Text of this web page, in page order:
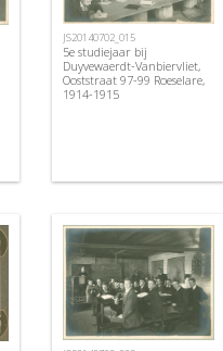
JS20140702_015
5e studiejaar bij
Duyvewaerdt-Vanbiervliet,
Ooststraat 97-99 Roeselare,
1914-1915